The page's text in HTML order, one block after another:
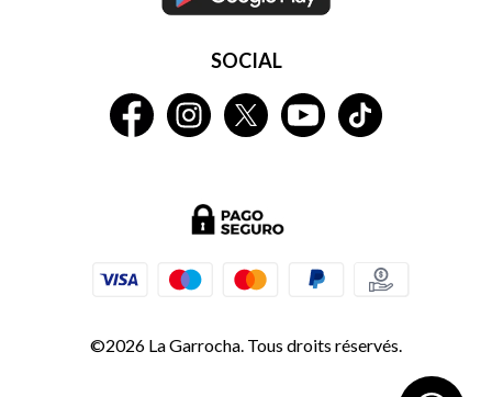
SOCIAL
©2026 La Garrocha. Tous droits réservés.